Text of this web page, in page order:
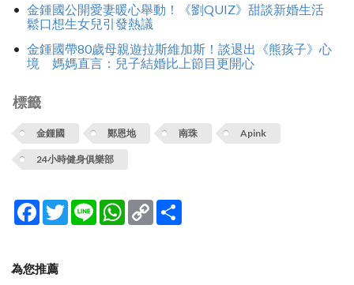
金鍾國公開愛妻暖心舉動！《劉QUIZ》甜談新婚生活
鬆口想生女兒引發熱議
金鍾國帶80歲母親遊拉斯維加斯！談退出《熊孩子》心
境 媽媽直言：兒子結婚比上節目更開心
標籤
金鍾國 鄭恩地 南珠 Apink
24小時健身俱樂部
Facebook
TwitterLine WhatsApp
Copy
Link
為您推薦